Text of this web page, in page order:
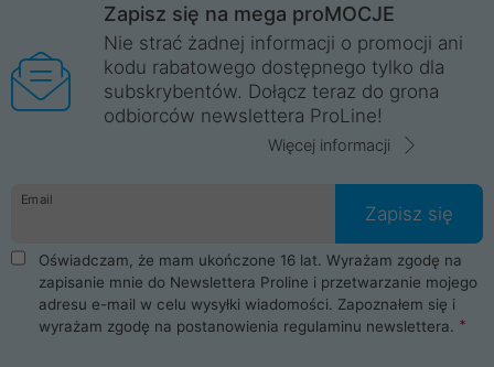
Wrocław, Poznań, Legnica, Katowice, Gliwice, Kalisz, Bytom,
Trzebnica, Opole. Szybka i profesjonalna obsługa!
ProLine to polska firma ze 100% polskim kapitałem. Działamy
legalnie i płacimy podatki w naszym kraju! Posiadamy siedzibę
główną w Mirkowie oraz salony na terenie kraju. Cała
komunikacja ze sklepem komputerowym ProLine jest
danych osobowych. Dlatego zakup notebooka albo laptopa w
ProLine to czysta przyjemność i pełne bezpieczeństwo.
Zaopatrzysz się u nas w akcesoria i części komputerowe
takie jak procesory, karty graficzne, płyty główne, pamięci,
dyski SSD, M.2 oraz HDD. Nasi pracownicy pomogą Ci wybrać
najlepszy zasilacz komputerowy oraz obudowę do komputera.
Poza komputerami mamy również najlepsze na rynku
Smartfony takich producentów jak Xiaomi, Apple, Samsung i
Zapisz się na mega proMOCJE
Nie strać żadnej informacji o promocji ani
kodu rabatowego dostępnego tylko dla
subskrybentów. Dołącz teraz do grona
odbiorców newslettera ProLine!
Więcej informacji
Email
Zapisz się
Oświadczam, że mam ukończone 16 lat. Wyrażam zgodę na
zapisanie mnie do Newslettera Proline i przetwarzanie mojego
adresu e-mail w celu wysyłki wiadomości. Zapoznałem się i
wyrażam zgodę na postanowienia regulaminu newslettera.